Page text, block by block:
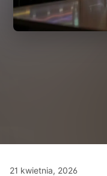
21 kwietnia, 2026